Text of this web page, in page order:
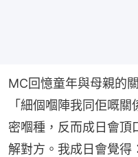
MC回憶童年與母親的
「細個嗰陣我同佢嘅
密嗰種，反而成日會頂
解對方。我成日會覺得